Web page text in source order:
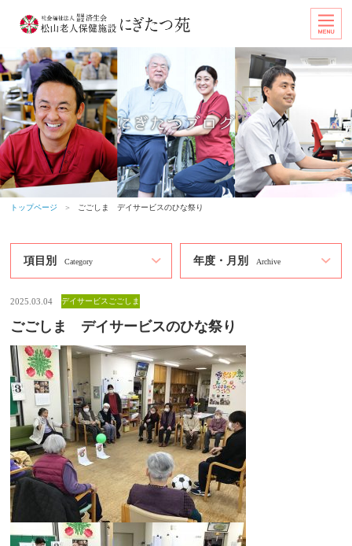
トップページ ＞ ごごしま デイサービスのひな祭り
項目別 Category 年度・月別 Archive
2025.03.04 デイサービスごごしま
ごごしま デイサービスのひな祭り